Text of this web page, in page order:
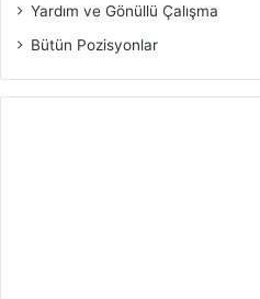
Yardım ve Gönüllü Çalışma
Bütün Pozisyonlar